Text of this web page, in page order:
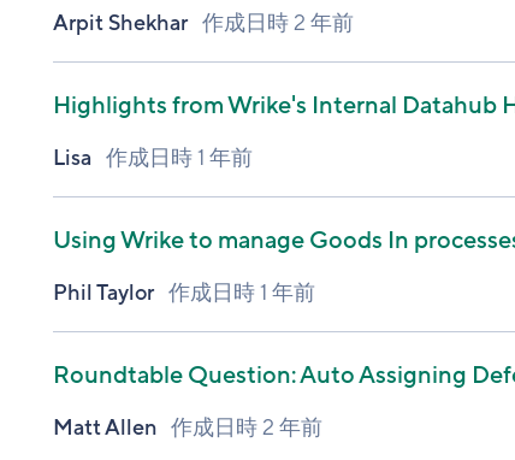
Arpit Shekhar 作成日時2 年前
Highlights from Wrike's Internal Datahub
Lisa 作成日時1 年前
Using Wrike to manage Goods In
Phil Taylor 作成日時1 年前
Roundtable Question: Auto Assigning
Matt Allen 作成日時2 年前